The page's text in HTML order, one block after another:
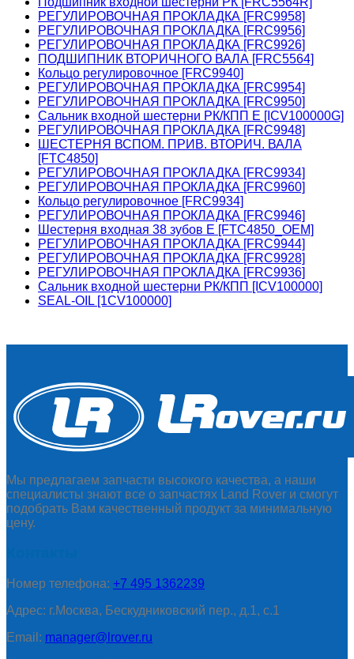
РЕГУЛИРОВОЧНАЯ ПРОКЛАДКА [FRC9958]
РЕГУЛИРОВОЧНАЯ ПРОКЛАДКА [FRC9956]
РЕГУЛИРОВОЧНАЯ ПРОКЛАДКА [FRC9926]
ПОДШИПНИК ВТОРИЧНОГО ВАЛА [FRC5564]
Кольцо регулировочное [FRC9940]
РЕГУЛИРОВОЧНАЯ ПРОКЛАДКА [FRC9954]
РЕГУЛИРОВОЧНАЯ ПРОКЛАДКА [FRC9950]
Сальник входной шестерни РК/КПП E [ICV100000G]
РЕГУЛИРОВОЧНАЯ ПРОКЛАДКА [FRC9948]
ШЕСТЕРНЯ ВСПОМ. ПРИВ. ВТОРИЧ. ВАЛА
[FTC4850]
РЕГУЛИРОВОЧНАЯ ПРОКЛАДКА [FRC9934]
РЕГУЛИРОВОЧНАЯ ПРОКЛАДКА [FRC9960]
Кольцо регулировочное [FRC9934]
РЕГУЛИРОВОЧНАЯ ПРОКЛАДКА [FRC9946]
Шестерня входная 38 зубов Е [FTC4850_OEM]
РЕГУЛИРОВОЧНАЯ ПРОКЛАДКА [FRC9944]
РЕГУЛИРОВОЧНАЯ ПРОКЛАДКА [FRC9928]
РЕГУЛИРОВОЧНАЯ ПРОКЛАДКА [FRC9936]
Сальник входной шестерни РК/КПП [ICV100000]
SEAL-OIL [1CV100000]
Мы предлагаем запчасти высокого качества, а наши
специалисты знают все о запчастях Land Rover и смогут
подобрать Вам качественный продукт за минимальную
цену.
Номер телефона: +7 495 1362239
Адрес: г.Москва, Бескудниковский пер., д.1, с.1
Email: manager@lrover.ru